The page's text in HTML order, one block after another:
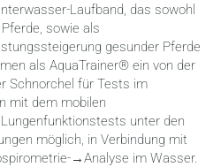
Laufband, das sowohl
sowie als
gesunder Pferde
als AquaTrainer® ein von der
Schnorchel für Tests im
mit dem mobilen
unter den
möglich, in Verbindung mit
→Analyse im Wasser.